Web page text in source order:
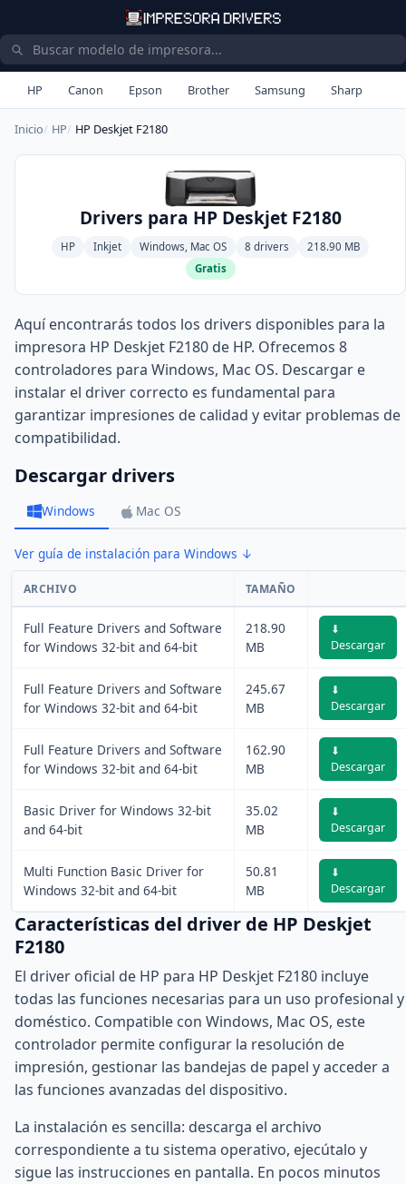
HP Canon Epson Brother Samsung Sharp
Inicio HP HP Deskjet F2180
Drivers para HP Deskjet F2180
HP Inkjet Windows, Mac OS 8 drivers
218.90 MB
Gratis
Aquí encontrarás todos los drivers disponibles para la
impresora HP Deskjet F2180 de HP. Ofrecemos 8
controladores para Windows, Mac OS. Descargar e
instalar el driver correcto es fundamental para
garantizar impresiones de calidad y evitar problemas de
compatibilidad.
Descargar drivers
Windows Mac OS
Ver guía de instalación para Windows ↓
ARCHIVO TAMAÑO
Full Feature Drivers and Software
for Windows 32-bit and 64-bit
218.90
MB
⬇
Descargar
Full Feature Drivers and Software
for Windows 32-bit and 64-bit
245.67
MB
⬇
Descargar
Full Feature Drivers and Software
for Windows 32-bit and 64-bit
162.90
MB
⬇
Descargar
Basic Driver for Windows 32-bit
and 64-bit
35.02
MB
⬇
Descargar
Multi Function Basic Driver for
Windows 32-bit and 64-bit
50.81
MB
⬇
Descargar
Características del driver de HP Deskjet
F2180
El driver oficial de HP para HP Deskjet F2180 incluye
todas las funciones necesarias para un uso profesional y
doméstico. Compatible con Windows, Mac OS, este
controlador permite configurar la resolución de
impresión, gestionar las bandejas de papel y acceder a
las funciones avanzadas del dispositivo.
La instalación es sencilla: descarga el archivo
correspondiente a tu sistema operativo, ejecútalo y
sigue las instrucciones en pantalla. En pocos minutos